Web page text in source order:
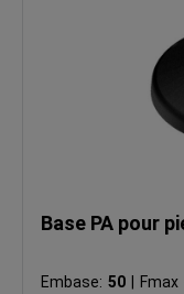
Base PA pour
Embase:50 Fmax